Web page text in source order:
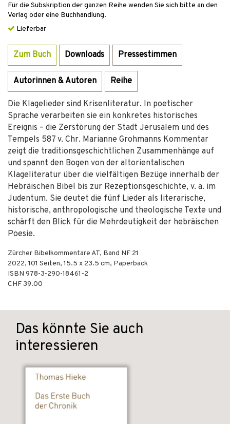
Für die Subskription der ganzen Reihe wenden Sie sich bitte an den
Verlag oder eine Buchhandlung.
Lieferbar
Zum Buch Downloads Pressestimmen
Autorinnen & Autoren Reihe
Die Klagelieder sind Krisenliteratur. In poetischer
Sprache verarbeiten sie ein konkretes historisches
Ereignis – die Zerstörung der Stadt Jerusalem und des
Tempels 587 v. Chr. Marianne Grohmanns Kommentar
zeigt die traditionsgeschichtlichen Zusammenhänge auf
und spannt den Bogen von der altorientalischen
Klageliteratur über die vielfältigen Bezüge innerhalb der
Hebräischen Bibel bis zur Rezeptionsgeschichte, v. a. im
Judentum. Sie deutet die fünf Lieder als literarische,
historische, anthropologische und theologische Texte und
schärft den Blick für die Mehrdeutigkeit der hebräischen
Poesie.
Zürcher Bibelkommentare AT, Band NF 21
2022, 101 Seiten, 15.5 x 23.5 cm, Paperback
ISBN 978-3-290-18461-2
CHF 39.00
Das könnte Sie auch
interessieren